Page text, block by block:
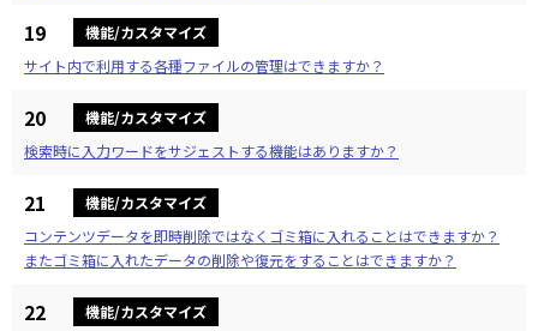
19
機能/カスタマイズ
サイト内で利用する各種ファイルの管理はできますか？
20
機能/カスタマイズ
検索時に入力ワードをサジェストする機能はありますか？
21
機能/カスタマイズ
コンテンツデータを即時削除ではなくゴミ箱に入れることはできますか？
またゴミ箱に入れたデータの削除や復元をすることはできますか？
22 機能/カスタマイズ